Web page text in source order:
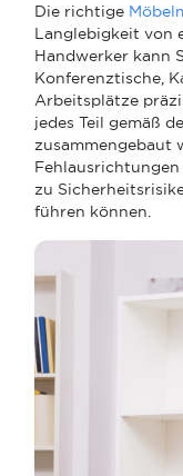
Die richtige
Langlebigkeit von
Handwerker kann
Konferenztische,
Arbeitsplätze
jedes Teil gemäß
zusammengebaut
zu
führen können.